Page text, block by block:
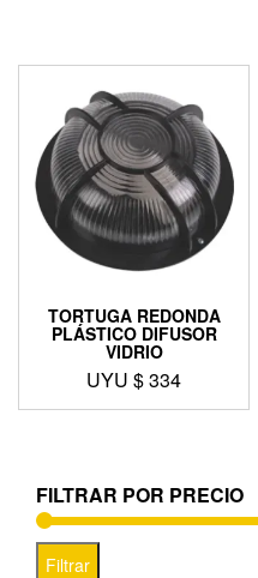
TORTUGA REDONDA
PLÁSTICO DIFUSOR
VIDRIO
UYU $334
FILTRAR POR PRECIO
Filtrar